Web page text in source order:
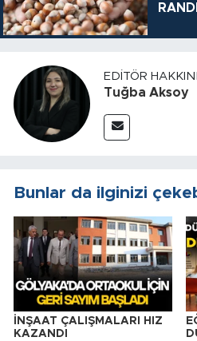
EDITÖR
Tuğba Aksoy
Bunlar da ilginizi
İNŞAAT ÇALIŞMALARI HIZ
KAZANDI